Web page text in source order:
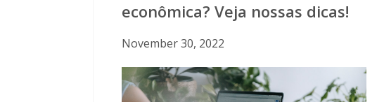
econômica? Veja nossas dicas!
November 30, 2022